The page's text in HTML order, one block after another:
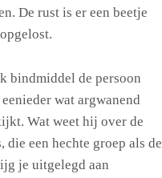
De rust is er een beetje
bindmiddel de persoon
wat argwanend
Wat weet hij over de
die een hechte groep als de
je uitgelegd aan